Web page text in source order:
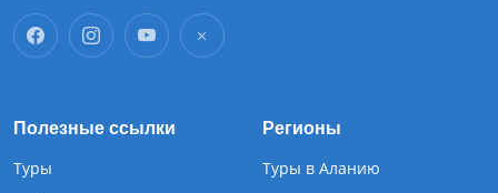
Полезные ссылки
Туры
Регионы
Туры в Аланию